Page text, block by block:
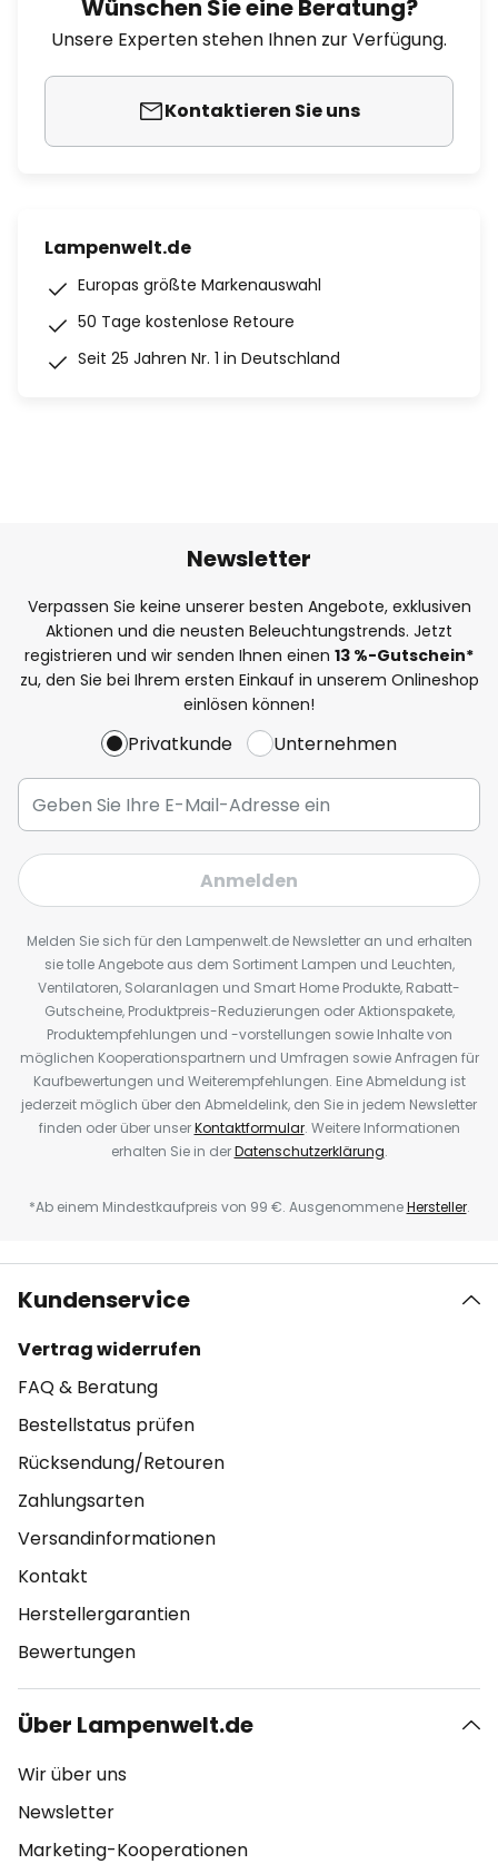
Wünschen Sie eine Beratung?
Unsere Experten stehen Ihnen zur Verfügung.
Kontaktieren Sie uns
Lampenwelt.de
Europas größte Markenauswahl
50 Tage kostenlose Retoure
Seit 25 Jahren Nr. 1 in Deutschland
Newsletter
Verpassen Sie keine unserer besten Angebote, exklusiven
Aktionen und die neusten Beleuchtungstrends. Jetzt
registrieren und wir senden Ihnen einen 13 %-Gutschein*
zu, den Sie bei Ihrem ersten Einkauf in unserem Onlineshop
einlösen können!
Privatkunde Unternehmen
Anmelden
Melden Sie sich für den Lampenwelt.de Newsletter an und erhalten
sie tolle Angebote aus dem Sortiment Lampen und Leuchten,
Ventilatoren, Solaranlagen und Smart Home Produkte, Rabatt-
Gutscheine, Produktpreis-Reduzierungen oder Aktionspakete,
Produktempfehlungen und -vorstellungen sowie Inhalte von
möglichen Kooperationspartnern und Umfragen sowie Anfragen für
Kaufbewertungen und Weiterempfehlungen. Eine Abmeldung ist
jederzeit möglich über den Abmeldelink, den Sie in jedem Newsletter
finden oder über unserKontaktformular. Weitere Informationen
erhalten Sie in derDatenschutzerklärung.
*Ab einem Mindestkaufpreis von 99 €. AusgenommeneHersteller.
Kundenservice
Vertrag widerrufen
FAQ & Beratung
Bestellstatus prüfen
Rücksendung/Retouren
Zahlungsarten
Versandinformationen
Kontakt
Herstellergarantien
Bewertungen
Über Lampenwelt.de
Wir über uns
Newsletter
Marketing-Kooperationen